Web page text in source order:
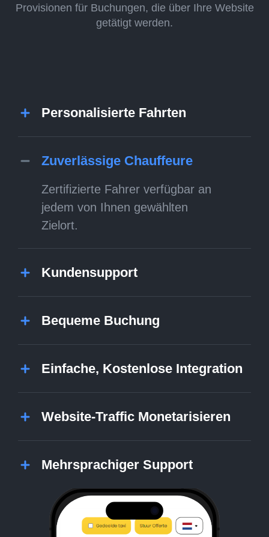
Provisionen für Buchungen, die über Ihre Website
getätigt werden.
Personalisierte Fahrten
Zuverlässige Chauffeure
Zertifizierte Fahrer verfügbar an
jedem von Ihnen gewählten
Zielort.
Kundensupport
Bequeme Buchung
Einfache, Kostenlose Integration
Website-Traffic Monetarisieren
Mehrsprachiger Support